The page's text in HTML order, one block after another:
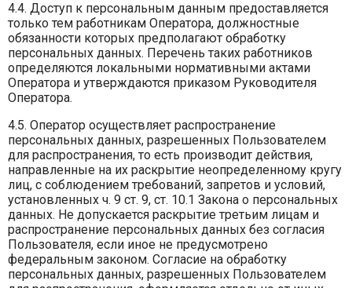
4.4. Доступ к персональным данным предоставляется
только тем работникам Оператора, должностные
обязанности которых предполагают обработку
персональных данных. Перечень таких работников
определяются локальными нормативными актами
Оператора и утверждаются приказом Руководителя
Оператора.
4.5. Оператор осуществляет распространение
персональных данных, разрешенных Пользователем
для распространения, то есть производит действия,
направленные на их раскрытие неопределенному кругу
лиц, с соблюдением требований, запретов и условий,
установленных ч. 9 ст. 9, ст. 10.1 Закона о персональных
данных. Не допускается раскрытие третьим лицам и
распространение персональных данных без согласия
Пользователя, если иное не предусмотрено
федеральным законом. Согласие на обработку
персональных данных, разрешенных Пользователем